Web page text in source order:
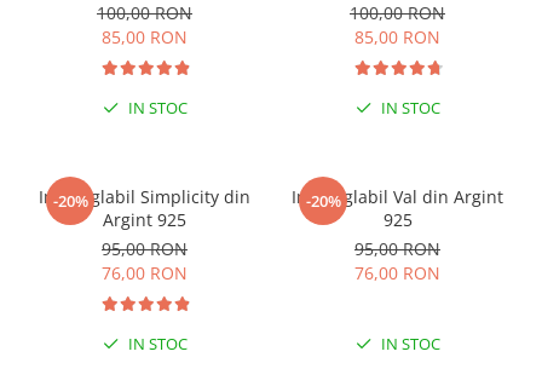
100,00 RON
85,00 RON
IN STOC
100,00 RON
85,00 RON
IN STOC
-20%
Inel reglabil Simplicity din
Argint 925
95,00 RON
76,00 RON
IN STOC
-20%
Inel reglabil Val din Argint
925
95,00 RON
76,00 RON
IN STOC